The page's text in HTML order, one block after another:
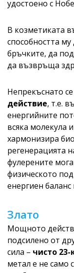
удостоено с
В козметиката
способността
бръчките, да
да възвръща
Непрекъснато
действие, т.е.
енергийните
всяка молекула
хармонизира
регенерацията
фулерените
физическото
енергиен
Злато
Мощното
подсилено от
сила – чисто
метал е не само